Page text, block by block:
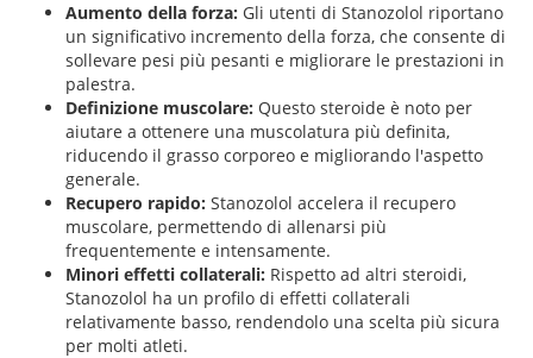
Aumento della forza: Gli utenti di Stanozolol riportano
un significativo incremento della forza, che consente di
sollevare pesi più pesanti e migliorare le prestazioni in
palestra.
Definizione muscolare: Questo steroide è noto per
aiutare a ottenere una muscolatura più definita,
riducendo il grasso corporeo e migliorando l'aspetto
generale.
Recupero rapido: Stanozolol accelera il recupero
muscolare, permettendo di allenarsi più
frequentemente e intensamente.
Minori effetti collaterali: Rispetto ad altri steroidi,
Stanozolol ha un profilo di effetti collaterali
relativamente basso, rendendolo una scelta più sicura
per molti atleti.